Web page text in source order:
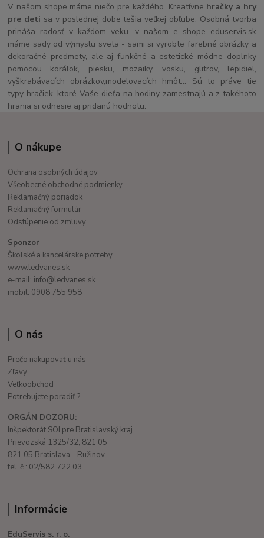
V našom shope máme niečo pre každého. Kreatívne hračky a hry
pre deti sa v poslednej dobe tešia veľkej obľube. Osobná tvorba
prináša radosť v každom veku. v našom e shope eduservis.sk
máme sady od výmyslu sveta - sami si vyrobte farebné obrázky a
dekoračné predmety, ale aj funkčné a estetické módne doplnky
pomocou korálok, piesku, mozaiky, vosku, glitrov, lepidiel,
vyškrabávacích obrázkov,modelovacích hmôt... Sú to práve tie
typy hračiek, ktoré Vaše dieťa na hodiny zamestnajú a z takéhoto
hrania si odnesie aj pridanú hodnotu.
O nákupe
Ochrana osobných údajov
Všeobecné obchodné podmienky
Reklamačný poriadok
Reklamačný formulár
Odstúpenie od zmluvy
Sponzor
Školské a kancelárske potreby
www.ledvanes.sk
e-mail: info@ledvanes.sk
mobil: 0908 755 958
O nás
Prečo nakupovať u nás
Zľavy
Veľkoobchod
Potrebujete poradiť ?
ORGÁN DOZORU:
Inšpektorát SOI pre Bratislavský kraj
Prievozská 1325/32, 821 05
821 05 Bratislava - Ružinov
tel. č.: 02/582 722 03
Informácie
EduServis s. r. o.